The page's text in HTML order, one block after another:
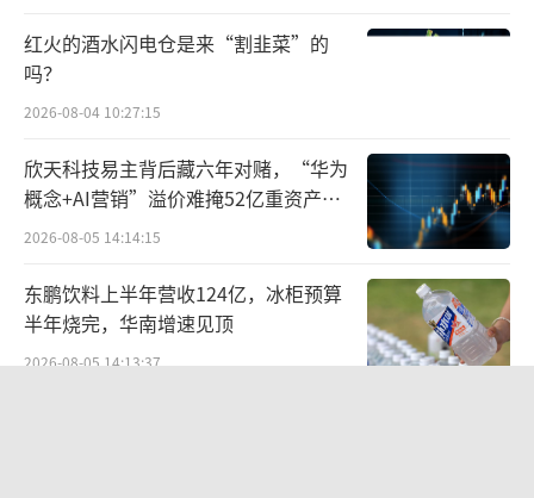
另外，芜湖方特水上乐园、南京玛雅海滩
红火的酒水闪电仓是来“割韭菜”的
吗？
2026-08-04 10:27:15
欣天科技易主背后藏六年对赌，“华为
概念+AI营销”溢价难掩52亿重资产考
验
2026-08-05 14:14:15
东鹏饮料上半年营收124亿，冰柜预算
半年烧完，华南增速见顶
2026-08-05 14:13:37